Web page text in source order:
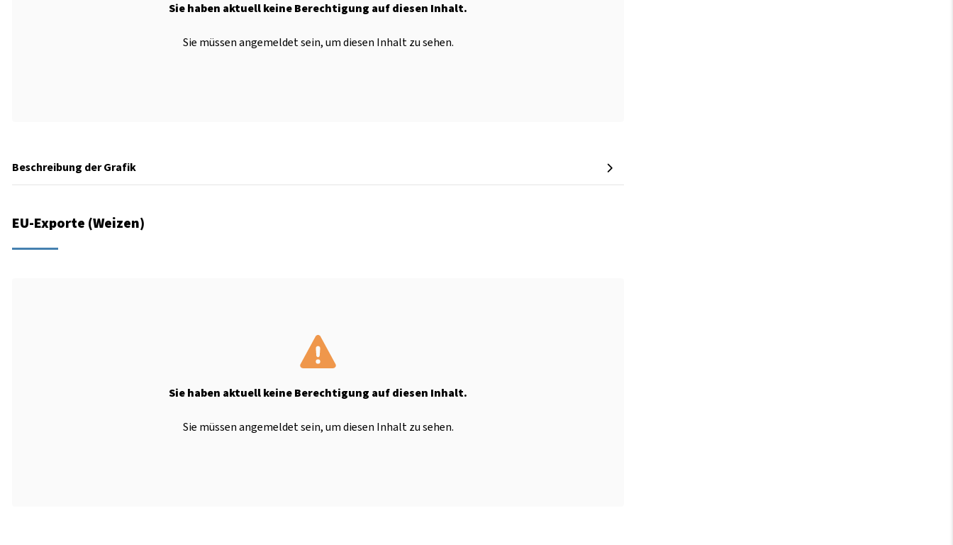
Sie haben aktuell keine Berechtigung auf diesen Inhalt.
Sie müssen angemeldet sein, um diesen Inhalt zu sehen.
Beschreibung der Grafik
EU-Exporte (Weizen)
Sie haben aktuell keine Berechtigung auf diesen Inhalt.
Sie müssen angemeldet sein, um diesen Inhalt zu sehen.